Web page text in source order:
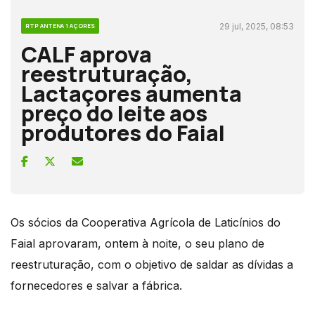
RTP ANTENA 1 AÇORES 29 jul, 2025, 08:53
CALF aprova
reestruturação,
Lactaçores aumenta
preço do leite aos
produtores do Faial
Os sócios da Cooperativa Agrícola de Laticínios do
Faial aprovaram, ontem à noite, o seu plano de
reestruturação, com o objetivo de saldar as dívidas a
fornecedores e salvar a fábrica.